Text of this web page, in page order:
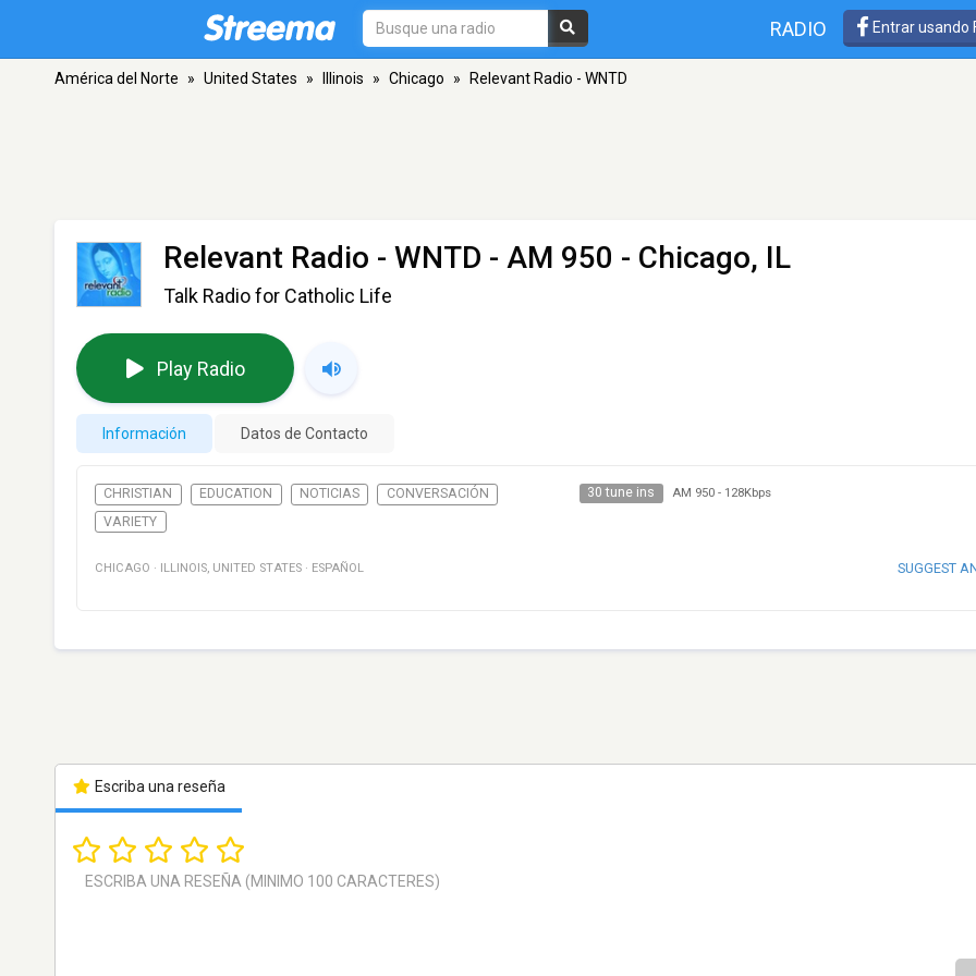
RADIO Entrar usando
América del Norte » United States » Illinois » Chicago » Relevant Radio - WNTD
Relevant Radio - WNTD - AM 950 - Chicago, IL
Talk Radio for Catholic Life
Play Radio
Información Datos de Contacto
CHRISTIAN EDUCATION NOTICIAS
CONVERSACIÓN
VARIETY
30 tune ins AM 950- 128Kbps
CHICAGO · ILLINOIS, UNITED STATES · ESPAÑOL SUGGEST
Escriba una reseña